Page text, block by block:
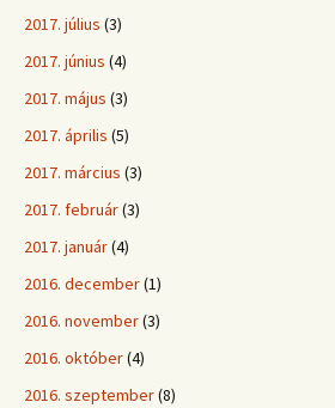
2017. július (3)
2017. június (4)
2017. május (3)
2017. április (5)
2017. március (3)
2017. február(3)
2017. január(4)
2016. december(1)
2016. november(3)
2016. október(4)
2016. szeptember(8)